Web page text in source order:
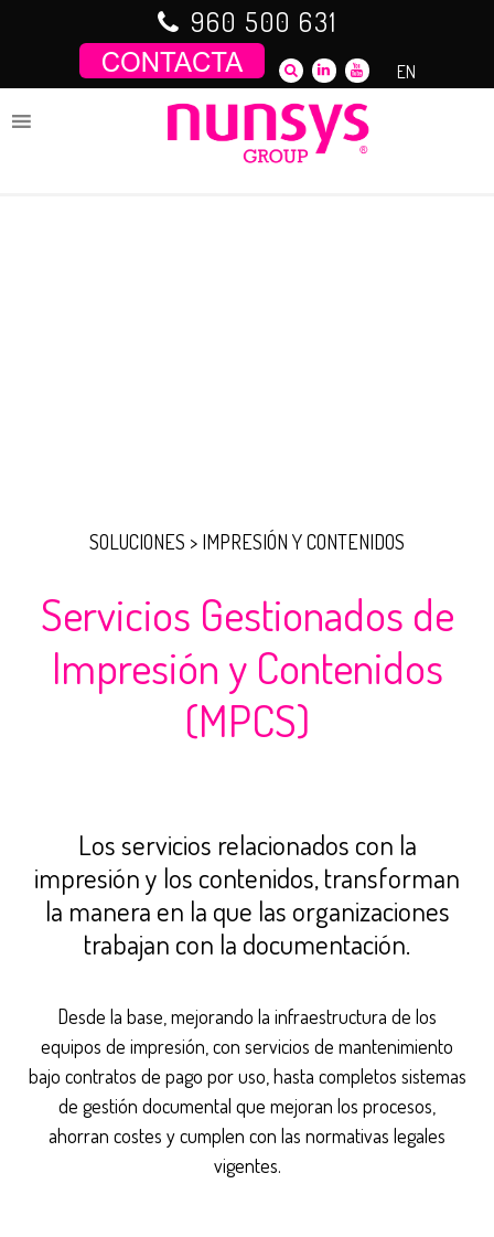
960 500 631
EN
SOLUCIONES > IMPRESIÓN Y CONTENIDOS
Servicios Gestionados de
Impresión y Contenidos
(MPCS)
Los servicios relacionados con la
impresión y los contenidos, transforman
la manera en la que las organizaciones
trabajan con la documentación.
Desde la base, mejorando la infraestructura de los
equipos de impresión, con servicios de mantenimiento
bajo contratos de pago por uso, hasta completos sistemas
de gestión documental que mejoran los procesos,
ahorran costes y cumplen con las normativas legales
vigentes.